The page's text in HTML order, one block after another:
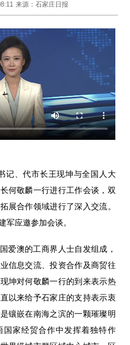
来源：石家庄日报
记、代市长王现坤与全国人大
何敬麟一行进行工作会谈，双
展合作领域进行了深入交流。
军应邀参加会谈。
爱澳的工商界人士自发组成，
信息交流、投资合作及商贸往
坤对何敬麟一行的到来表示热
以来给予石家庄的支持表示衷
镶嵌在南海之滨的一颗璀璨明
国家经贸合作中发挥着独特作